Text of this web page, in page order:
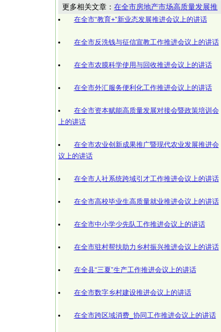
更多相关文章： 在全市房地产市场高质量发展推
在全市“教育+”新业态发展推进会议上的讲话
在全市反洗钱与征信宣教工作推进会议上的讲话
在全市农膜科学使用与回收推进会议上的讲话
在全市外汇服务便利化工作推进会议上的讲话
在全市资本赋能高质量发展对接会暨政策培训会
上的讲话
在全市农业创新成果推广暨现代农业发展推进会
议上的讲话
在全市人社系统跨域引才工作推进会议上的讲话
在全市高校毕业生高质量就业推进会议上的讲话
在全市中小学少先队工作推进会议上的讲话
在全市驻村帮扶助力乡村振兴推进会议上的讲话
在全县“三夏”生产工作推进会议上的讲话
在全市数字乡村建设推进会议上的讲话
在全市跨区域消费_协同工作推进会议上的讲话